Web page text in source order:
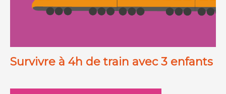
Survivre à 4h de train avec 3 enfants